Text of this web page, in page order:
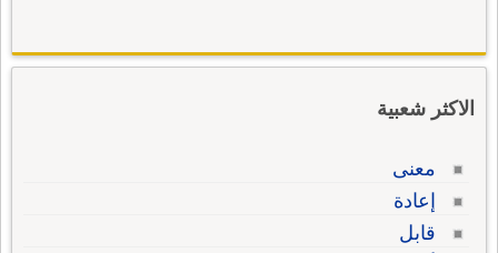
الاكثر شعبية
معنى
إعادة
قابل